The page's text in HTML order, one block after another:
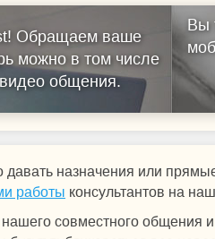
Обращаем ваше
можно в том числе
общения.
Вы
давать назначения или
работы консультантов на
совместного общения